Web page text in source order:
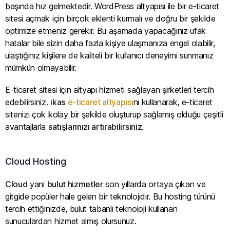
başında hız gelmektedir. WordPress altyapısı ile bir e-ticaret
sitesi açmak için birçok eklenti kurmalı ve doğru bir şekilde
optimize etmeniz gerekir. Bu aşamada yapacağınız ufak
hatalar bile sizin daha fazla kişiye ulaşmanıza engel olabilir,
ulaştığınız kişilere de kaliteli bir kullanıcı deneyimi sunmanız
mümkün olmayabilir.
E-ticaret sitesi için altyapı hizmeti sağlayan şirketleri tercih
edebilirsiniz. ikas e-ticaret altyapısını kullanarak, e-ticaret
sitenizi çok kolay bir şekilde oluşturup sağlamış olduğu çeşitli
avantajlarla satışlarınızı artırabilirsiniz.
Cloud Hosting
Cloud yani bulut hizmetlerson yıllarda ortaya çıkan ve
gitgide popüler hale gelen bir teknolojidir. Bu hosting türünü
tercih ettiğinizde, bulut tabanlı teknoloji kullanan
sunuculardan hizmet almış olursunuz.